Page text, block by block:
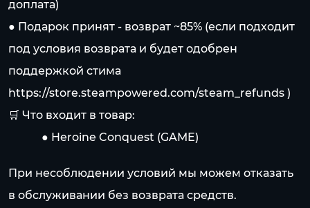
доплата)
● Подарок принят - возврат ~85% (если подходит
под условия возврата и будет одобрен
поддержкой стима
https://store.steampowered.com/steam_refunds )
🛒 Что входит в товар:
⠀⠀⠀⠀● Heroine Conquest (GAME)
При несоблюдении условий мы можем отказать
в обслуживании без возврата средств.